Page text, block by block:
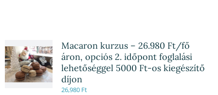
Macaron kurzus – 26.980 Ft/fő
áron, opciós 2. időpont foglalási
lehetőséggel 5000 Ft-os kiegészítő
díjon
26,980 Ft